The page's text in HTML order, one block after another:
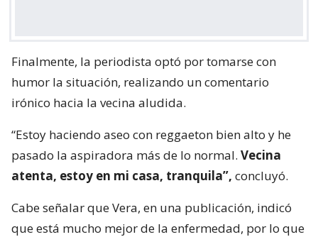
Finalmente, la periodista optó por tomarse con
humor la situación, realizando un comentario
irónico hacia la vecina aludida.
“Estoy haciendo aseo con reggaeton bien alto y he
pasado la aspiradora más de lo normal. Vecina
atenta, estoy en mi casa, tranquila”, concluyó.
Cabe señalar que Vera, en una publicación, indicó
que está mucho mejor de la enfermedad, por lo que